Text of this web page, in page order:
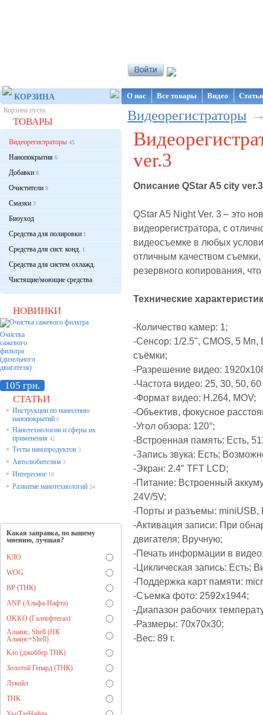
КОРЗИНА
Корзина пуста
ТОВАРЫ
Видеорегистраторы 45
Нанопокрытия 6
Добавки 8
Очистители 9
Смазки 3
Биоуход
Средства для полировки 1
Средства для сист. конд. 1
Средства для систем охлажд.
Чистящие/моющие средства
НОВИНКИ
Очистка
сажевого
фильтра
(дизельного
двигателя)
105 грн.
СТАТЬИ
* Инструкции по нанесению
нанопокрытий 6
* Нанотехнологии и сферы их
применения 42
* Тесты нанопродуктов 3
* Автолюбителям 3
* Интересное 10
* Развитие нанотехнологий 24
Какая заправка, по вашему
мнению, лучшая?
КЛО
WOG
BP (ТНК)
ANP (Альфа-Нафта)
OKKO (Галнефтегаз)
Альянс, Shell (НК
Альянс+Shell)
Кло (джоббер ТНК)
Золотой Гепард (ТНК)
Лукойл
ТНК
О нас Все товары Видео
Видеорегистраторы
ver.3
Описание QStar A5 city
QStar A5 Night Ver. 3 – это
видеорегистратора, с
видеосъемке в любых
отличным качеством
резервного копирования,
Технические
-Количество камер: 1;
-Сенсор: 1/2.5", CMOS, 5 Мп,
съёмки;
-Разрешение видео:
-Частота видео: 25, 30, 50, 60
-Формат видео: H.264, MOV;
-Объектив, фокусное
-Угол обзора: 120°;
-Встроенная память: Есть,
-Запись звука: Есть;
-Экран: 2.4″ TFT LCD;
-Питание: Встроенный
24V/5V;
-Порты и разъемы: miniUSB,
-Активация записи: При
двигателя; Вручную;
-Печать информации в
-Циклическая запись: Есть;
-Поддержка карт памяти:
-Съемка фото: 2592х1944;
-Диапазон рабочих
-Размеры: 70x70x30;
-Вес: 89 г.